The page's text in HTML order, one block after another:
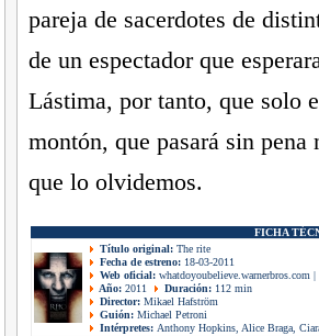
pareja de sacerdotes de
de un espectador que
Lástima, por tanto, que solo
montón, que pasará sin
que lo olvidemos.
FICHA
Título original: The rite
Fecha de estreno: 18-03-2011
Web oficial: whatdoyoubelieve.warnerbros.com |
Año: 2011 Duración: 112 min
Director: Mikael Hafström
Guión: Michael Petroni
Intérpretes: Anthony Hopkins, Alice Braga,